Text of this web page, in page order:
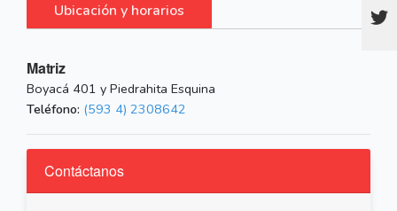
Ubicación y horarios
Matriz
Boyacá 401 y Piedrahita Esquina
Teléfono: (593 4) 2308642
Contáctanos